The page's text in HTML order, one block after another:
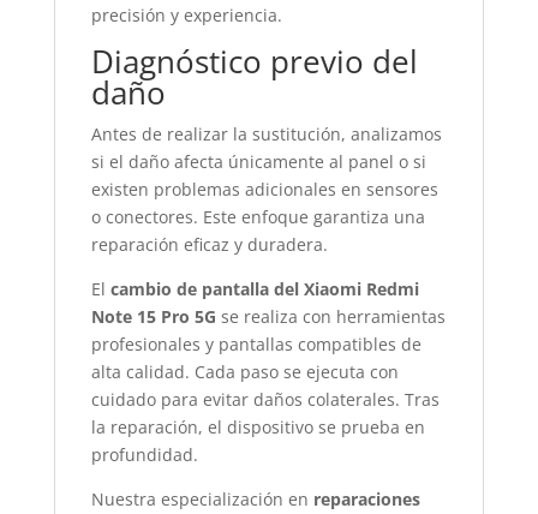
precisión y experiencia.
Diagnóstico previo del
daño
Antes de realizar la sustitución, analizamos
si el daño afecta únicamente al panel o si
existen problemas adicionales en sensores
o conectores. Este enfoque garantiza una
reparación eficaz y duradera.
El cambio de pantalla del Xiaomi Redmi
Note 15 Pro 5G se realiza con herramientas
profesionales y pantallas compatibles de
alta calidad. Cada paso se ejecuta con
cuidado para evitar daños colaterales. Tras
la reparación, el dispositivo se prueba en
profundidad.
Nuestra especialización en reparaciones